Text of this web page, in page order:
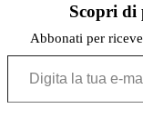
Scopri di
Abbonati per
Digita la tua e-mail...